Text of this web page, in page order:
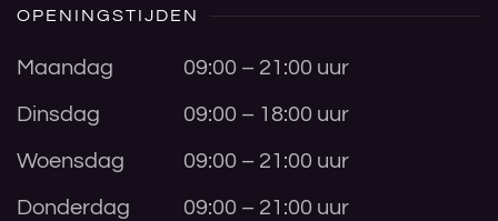
OPENINGSTIJDEN
Maandag 09:00 – 21:00 uur
Dinsdag 09:00 – 18:00 uur
Woensdag 09:00 – 21:00 uur
Donderdag 09:00 – 21:00 uur